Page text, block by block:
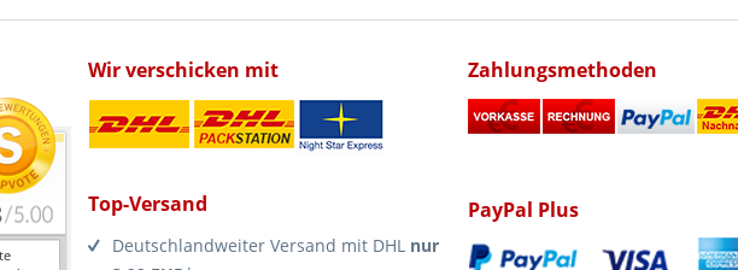
Wir verschicken mit
Top-Versand
Deutschlandweiter Versand mit DHL nur
Zahlungsmethoden
PayPal Plus